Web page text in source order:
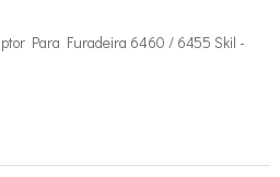
Para Furadeira 6460 / 6455 Skil -